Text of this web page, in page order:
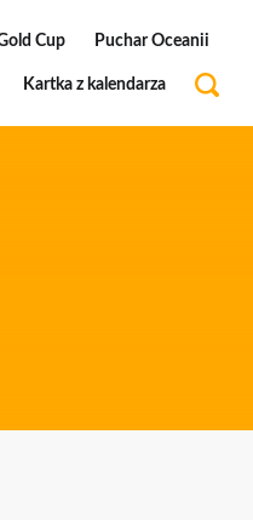
Cup Puchar Oceanii
Kartka z kalendarza